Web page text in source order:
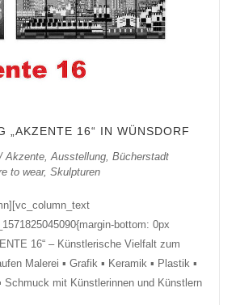
„AKZENTE 16“ IN WÜNSDORF
/ Akzente Ausstellung Bücherstadt
to wear, Skulpturen
bottom: 0px
16“ – Künstlerische Vielfalt zum
Malerei ▪ Grafik ▪ Keramik ▪ Plastik ▪
Schmuck mit Künstlerinnen und Künstlern